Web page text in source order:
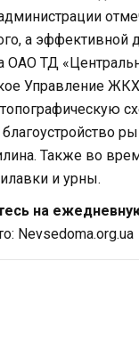
а эффективной
ОАО ТД
Управление
Также во
и урны.
на
Nevsedoma.org.ua